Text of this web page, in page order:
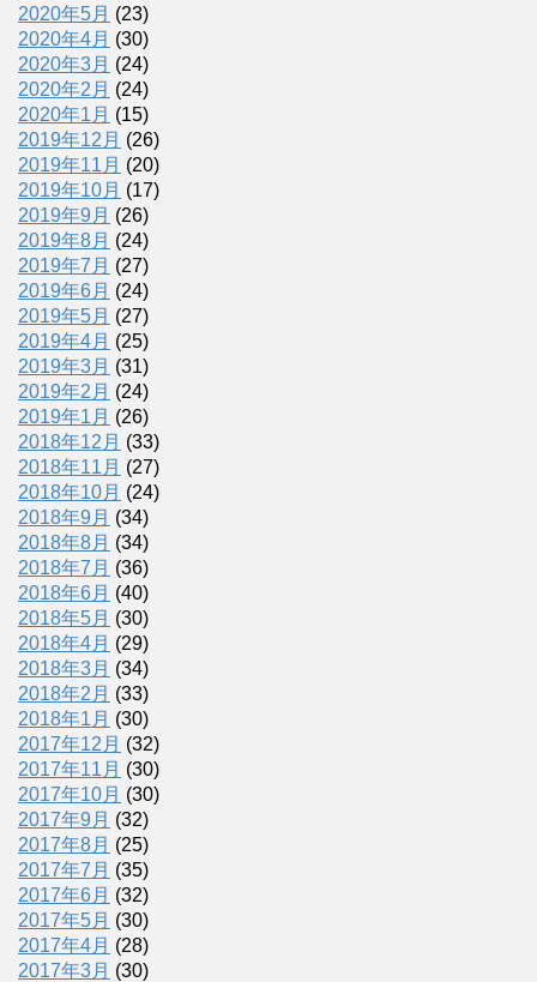
2020年5月 (23)
2020年4月 (30)
2020年3月 (24)
2020年2月 (24)
2020年1月 (15)
2019年12月 (26)
2019年11月 (20)
2019年10月 (17)
2019年9月 (26)
2019年8月 (24)
2019年7月 (27)
2019年6月 (24)
2019年5月 (27)
2019年4月 (25)
2019年3月 (31)
2019年2月 (24)
2019年1月 (26)
2018年12月 (33)
2018年11月 (27)
2018年10月 (24)
2018年9月 (34)
2018年8月 (34)
2018年7月 (36)
2018年6月 (40)
2018年5月 (30)
2018年4月 (29)
2018年3月 (34)
2018年2月 (33)
2018年1月 (30)
2017年12月 (32)
2017年11月 (30)
2017年10月 (30)
2017年9月 (32)
2017年8月 (25)
2017年7月 (35)
2017年6月 (32)
2017年5月 (30)
2017年4月 (28)
2017年3月 (30)